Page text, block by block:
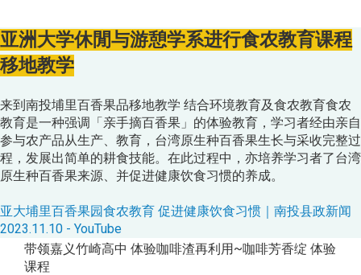
亚洲大学休閒与游憩学系进行食农教育课程
移地教学
来到南投埔里百香果品移地教学 结合环境教育及食农教育食农
教育是一种强调「亲手摘百香果」的体验教育，学习者经由亲自
参与农产品从生产、教育，台湾原生种百香果生长与采收完整过
程，发展出简单的耕食技能。在此过程中，亦培养学习者了台湾
原生种百香果来源、并促进健康饮食习惯的养成。
亚大埔里百香果园食农教育 促进健康饮食习惯｜南投县政新闻
2023.11.10 - YouTube
带领嘉义竹崎高中 体验咖啡渣再利用~咖啡芳香绽 体验
课程